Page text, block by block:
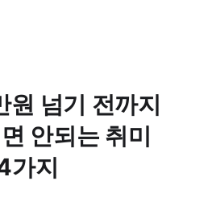
원 넘기 전까지
안되는 취미
가지